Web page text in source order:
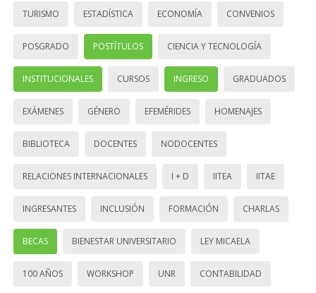
TURISMO ESTADÍSTICA ECONOMÍA CONVENIOS
POSGRADO POSTÍTULOS CIENCIA Y TECNOLOGÍA
INSTITUCIONALES CURSOS INGRESO GRADUADOS
EXÁMENES GÉNERO EFEMÉRIDES HOMENAJES
BIBLIOTECA DOCENTES NODOCENTES
RELACIONES INTERNACIONALES I + D IITEA IITAE
INGRESANTES INCLUSIÓN FORMACIÓN CHARLAS
BECAS BIENESTAR UNIVERSITARIO LEY MICAELA
100 AÑOS WORKSHOP UNR CONTABILIDAD